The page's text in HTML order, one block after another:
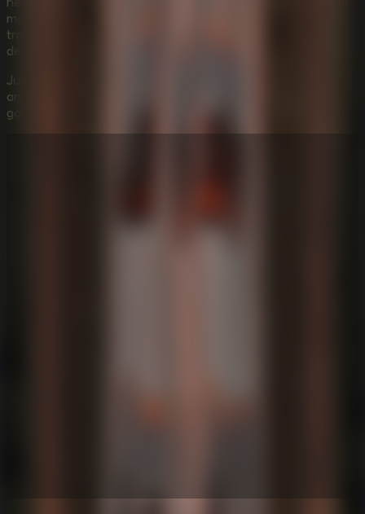
monstruo. No se centra tanto en resolver rompecabezas
tranquilos, sino en dominar el miedo, el impulso y el
descenso.
Juega ahora a
antigua estructura llena de ceniza, domina el sistema de
gancho y escapa del Murderpede antes de que te alcance.